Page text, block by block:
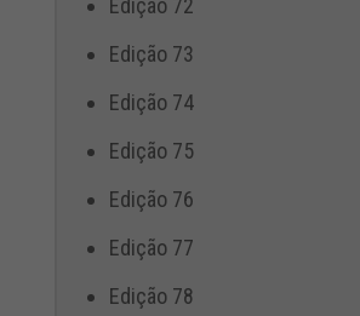
Edição 72
Edição 73
Edição 74
Edição 75
Edição 76
Edição 77
Edição 78